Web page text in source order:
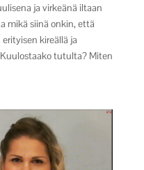
ja virkeänä iltaan
mikä siinä onkin, että
kireällä ja
tutulta? Miten